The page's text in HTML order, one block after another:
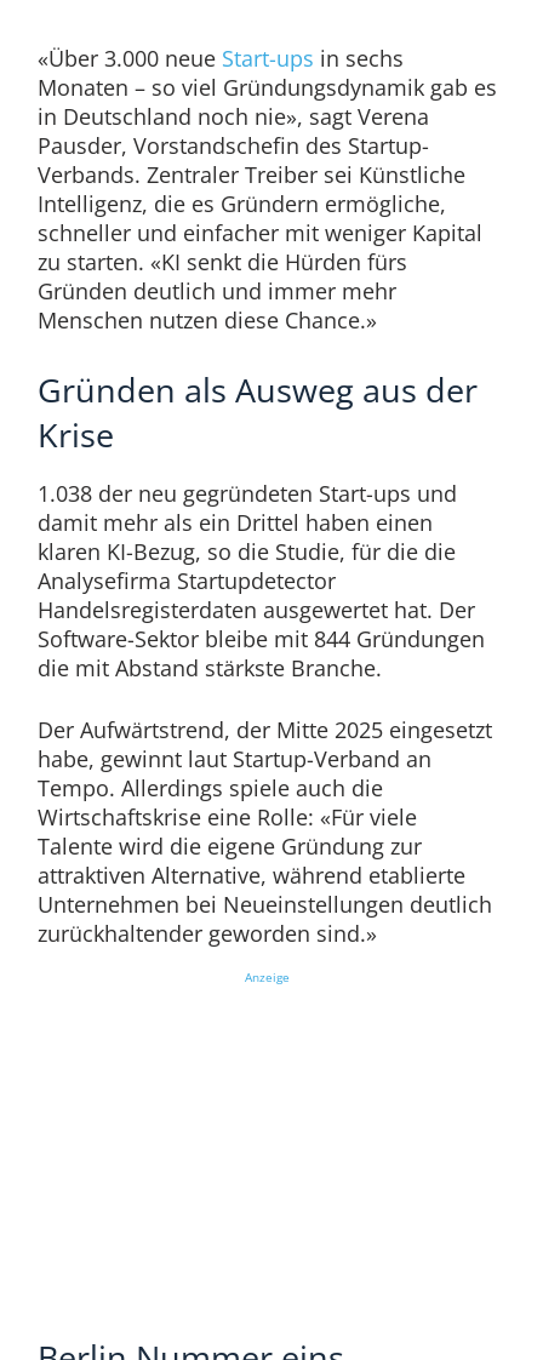
«Über 3.000 neue Start-ups in sechs
Monaten – so viel Gründungsdynamik gab es
in Deutschland noch nie», sagt Verena
Pausder, Vorstandschefin des Startup-
Verbands. Zentraler Treiber sei Künstliche
Intelligenz, die es Gründern ermögliche,
schneller und einfacher mit weniger Kapital
zu starten. «KI senkt die Hürden fürs
Gründen deutlich und immer mehr
Menschen nutzen diese Chance.»
Gründen als Ausweg aus der
Krise
1.038 der neu gegründeten Start-ups und
damit mehr als ein Drittel haben einen
klaren KI-Bezug, so die Studie, für die die
Analysefirma Startupdetector
Handelsregisterdaten ausgewertet hat. Der
Software-Sektor bleibe mit 844 Gründungen
die mit Abstand stärkste Branche.
Der Aufwärtstrend, der Mitte 2025 eingesetzt
habe, gewinnt laut Startup-Verband an
Tempo. Allerdings spiele auch die
Wirtschaftskrise eine Rolle: «Für viele
Talente wird die eigene Gründung zur
attraktiven Alternative, während etablierte
Unternehmen bei Neueinstellungen deutlich
zurückhaltender geworden sind.»
Anzeige